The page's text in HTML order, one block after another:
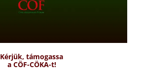
Kérjük, támogassa
a CÖF-CÖKA-t!